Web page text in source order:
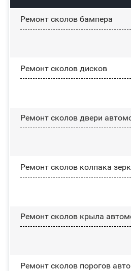
Ремонт сколов бампера
Ремонт сколов дисков
Ремонт сколов двери
Ремонт сколов колпака
Ремонт сколов крыла
Ремонт сколов порогов